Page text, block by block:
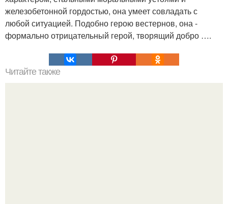
железобетонной гордостью, она умеет совладать с
любой ситуацией. Подобно герою вестернов, она -
формально отрицательный герой, творящий добро ….
Читайте также